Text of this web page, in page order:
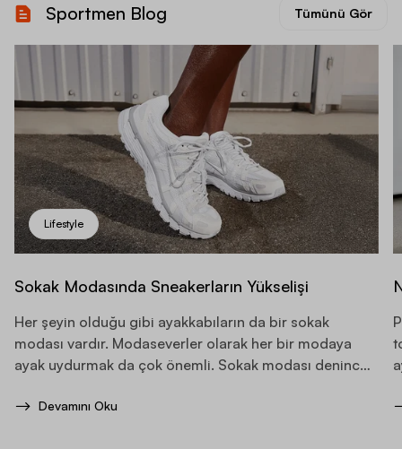
Sportmen Blog Tümünü Gör
Lifestyle
Sokak Modasında Sneakerların Yükselişi
Her şeyin olduğu gibi ayakkabıların da bir sokak
modası vardır. Modaseverler olarak her bir modaya
ayak uydurmak da çok önemli. Sokak modası denince
Devamını Oku